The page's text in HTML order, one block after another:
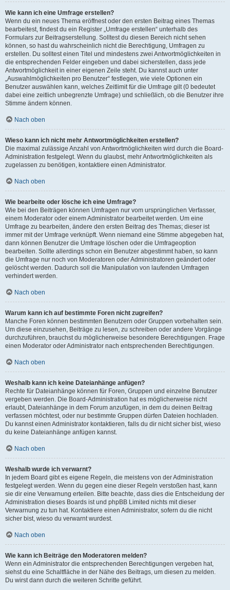
Wie kann ich eine Umfrage erstellen?
Wenn du ein neues Thema eröffnest oder den ersten Beitrag eines Themas
bearbeitest, findest du ein Register „Umfrage erstellen“ unterhalb des
Formulars zur Beitragserstellung. Solltest du diesen Bereich nicht sehen
können, so hast du wahrscheinlich nicht die Berechtigung, Umfragen zu
erstellen. Du solltest einen Titel und mindestens zwei Antwortmöglichkeiten in
die entsprechenden Felder eingeben und dabei sicherstellen, dass jede
Antwortmöglichkeit in einer eigenen Zeile steht. Du kannst auch unter
„Auswahlmöglichkeiten pro Benutzer“ festlegen, wie viele Optionen ein
Benutzer auswählen kann, welches Zeitlimit für die Umfrage gilt (0 bedeutet
dabei eine zeitlich unbegrenzte Umfrage) und schließlich, ob die Benutzer ihre
Stimme ändern können.
Nach oben
Wieso kann ich nicht mehr Antwortmöglichkeiten erstellen?
Die maximal zulässige Anzahl von Antwortmöglichkeiten wird durch die Board-
Administration festgelegt. Wenn du glaubst, mehr Antwortmöglichkeiten als
zugelassen zu benötigen, kontaktiere einen Administrator.
Nach oben
Wie bearbeite oder lösche ich eine Umfrage?
Wie bei den Beiträgen können Umfragen nur vom ursprünglichen Verfasser,
einem Moderator oder einem Administrator bearbeitet werden. Um eine
Umfrage zu bearbeiten, ändere den ersten Beitrag des Themas; dieser ist
immer mit der Umfrage verknüpft. Wenn niemand eine Stimme abgegeben hat,
dann können Benutzer die Umfrage löschen oder die Umfrageoption
bearbeiten. Sollte allerdings schon ein Benutzer abgestimmt haben, so kann
die Umfrage nur noch von Moderatoren oder Administratoren geändert oder
gelöscht werden. Dadurch soll die Manipulation von laufenden Umfragen
verhindert werden.
Nach oben
Warum kann ich auf bestimmte Foren nicht zugreifen?
Manche Foren können bestimmten Benutzern oder Gruppen vorbehalten sein.
Um diese einzusehen, Beiträge zu lesen, zu schreiben oder andere Vorgänge
durchzuführen, brauchst du möglicherweise besondere Berechtigungen. Frage
einen Moderator oder Administrator nach entsprechenden Berechtigungen.
Nach oben
Weshalb kann ich keine Dateianhänge anfügen?
Rechte für Dateianhänge können für Foren, Gruppen und einzelne Benutzer
vergeben werden. Die Board-Administration hat es möglicherweise nicht
erlaubt, Dateianhänge in dem Forum anzufügen, in dem du deinen Beitrag
verfassen möchtest, oder nur bestimmte Gruppen dürfen Dateien hochladen.
Du kannst einen Administrator kontaktieren, falls du dir nicht sicher bist, wieso
du keine Dateianhänge anfügen kannst.
Nach oben
Weshalb wurde ich verwarnt?
In jedem Board gibt es eigene Regeln, die meistens von der Administration
festgelegt werden. Wenn du gegen eine dieser Regeln verstoßen hast, kann
sie dir eine Verwarnung erteilen. Bitte beachte, dass dies die Entscheidung der
Administration dieses Boards ist und phpBB Limited nichts mit dieser
Verwarnung zu tun hat. Kontaktiere einen Administrator, sofern du die nicht
sicher bist, wieso du verwarnt wurdest.
Nach oben
Wie kann ich Beiträge den Moderatoren melden?
Wenn ein Administrator die entsprechenden Berechtigungen vergeben hat,
siehst du eine Schaltfläche in der Nähe des Beitrags, um diesen zu melden.
Du wirst dann durch die weiteren Schritte geführt.